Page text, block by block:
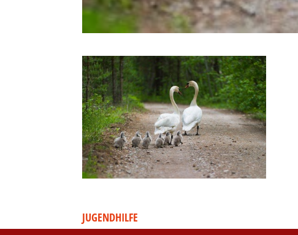
JUGENDHILFE